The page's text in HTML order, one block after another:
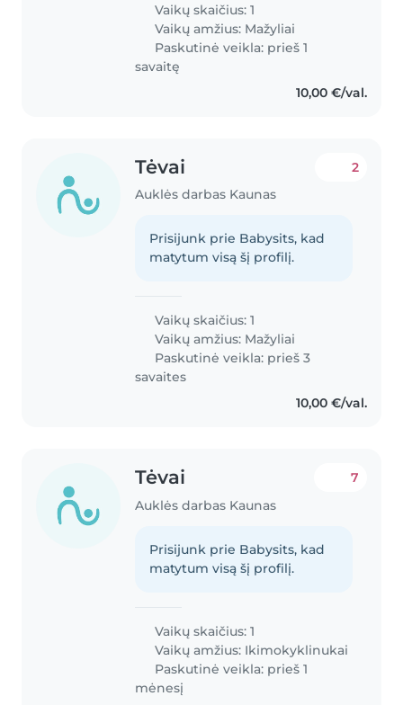
Vaikų skaičius: 1
Vaikų amžius: Mažyliai
Paskutinė veikla: prieš 1
savaitę
10,00 €/val.
Tėvai
Auklės darbas Kaunas
2
Prisijunk prie Babysits, kad
matytum visą šį profilį.
Vaikų skaičius: 1
Vaikų amžius: Mažyliai
Paskutinė veikla: prieš 3
savaites
10,00 €/val.
Tėvai
Auklės darbas Kaunas
7
Prisijunk prie Babysits, kad
matytum visą šį profilį.
Vaikų skaičius: 1
Vaikų amžius: Ikimokyklinukai
Paskutinė veikla: prieš 1
mėnesį